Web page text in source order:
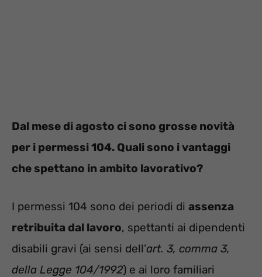
Dal mese di agosto ci sono grosse novità
per i permessi 104. Quali sono i vantaggi
che spettano in ambito lavorativo?
I permessi 104 sono dei periodi di assenza
retribuita dal lavoro, spettanti ai dipendenti
disabili gravi (ai sensi dell’art. 3, comma 3,
della Legge 104/1992) e ai loro familiari